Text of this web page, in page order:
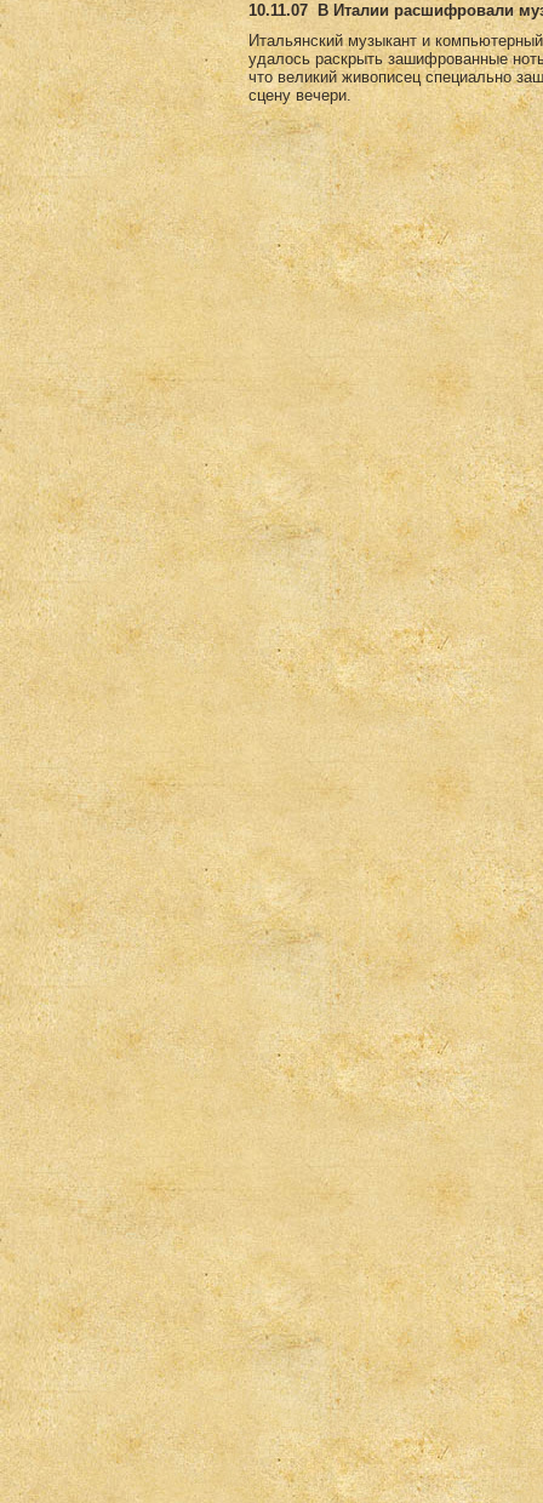
10.11.07
В Италии расшифровали
Итальянский музыкант и
удалось раскрыть зашифрованные
что великий живописец специально
сцену вечери.